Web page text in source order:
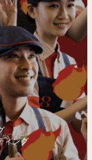
ィング